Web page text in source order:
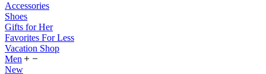
Accessories
Shoes
Gifts for Her
Favorites For Less
Vacation Shop
Men
New